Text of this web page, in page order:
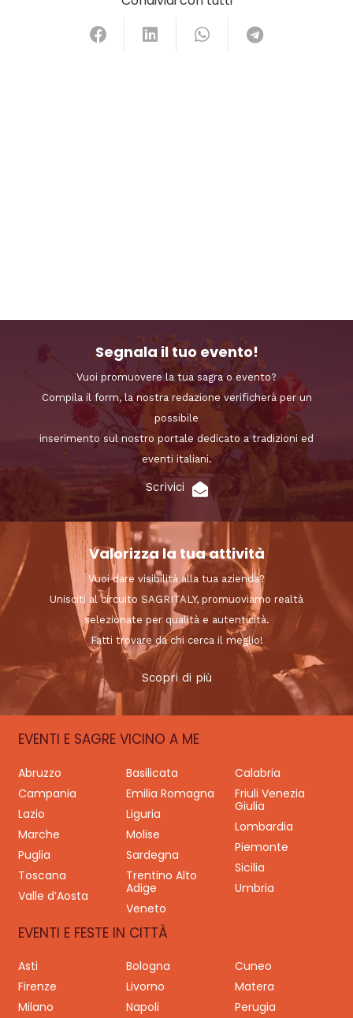
Segnala il tuo evento!
Vuoi promuovere la tua sagra o evento?
Compila il form, la nostra redazione verificherà per un
possibile
inserimento sul nostro portale dedicato a tradizioni ed
eventi italiani.
Scrivici
Valorizza la tua attività
Vuoi dare visibilità alla tua azienda?
Unisciti al circuito SAGRITALY, promuoviamo realtà
selezionate per qualità e autenticità.
Fatti trovare da chi cerca il meglio!
Scopri di più
EVENTI E SAGRE VICINO A ME
Abruzzo Basilicata
Calabria
Campania
Emilia Romagna
Friuli Venezia
Giulia
Lazio
Liguria
Lombardia
Marche
Molise
Piemonte
Puglia
Sardegna
Sicilia
Toscana
Trentino Alto
Adige
Umbria
Valle d’Aosta
Veneto
EVENTI E FESTE IN CITTÀ
Asti Bologna
Cuneo
Firenze
Livorno
Matera
Milano
Napoli
Perugia